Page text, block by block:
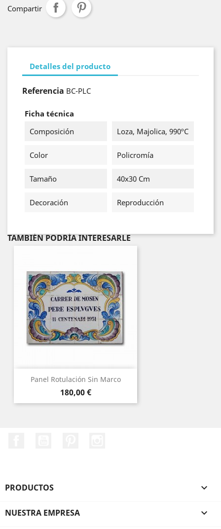
Compartir
Detalles del producto
Referencia BC-PLC
Ficha técnica
Composición
Loza, Majolica, 990ºC
Color Policromía
Tamaño 40x30 Cm
Decoración Reproducción
TAMBIÉN PODRÍA INTERESARLE
Panel Rotulación Sin Marco
Precio
180,00 €
PRODUCTOS 
NUESTRA EMPRESA 